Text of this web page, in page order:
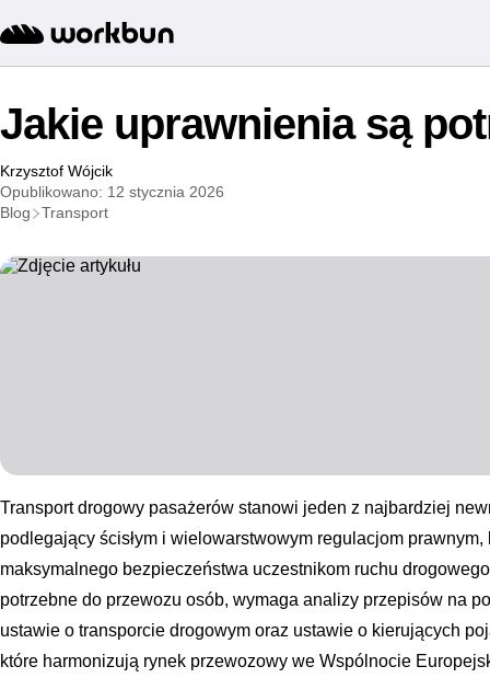
Jakie uprawnienia są
Krzysztof Wójcik
Opublikowano: 12 stycznia 2026
Blog
Transport
Transport drogowy pasażerów stanowi jeden z najbardziej
podlegający ścisłym i wielowarstwowym regulacjom
maksymalnego bezpieczeństwa uczestnikom ruchu
potrzebne do przewozu osób, wymaga analizy przepisów na
ustawie o transporcie drogowym oraz ustawie o kierujących
które harmonizują rynek przewozowy we Wspólnocie